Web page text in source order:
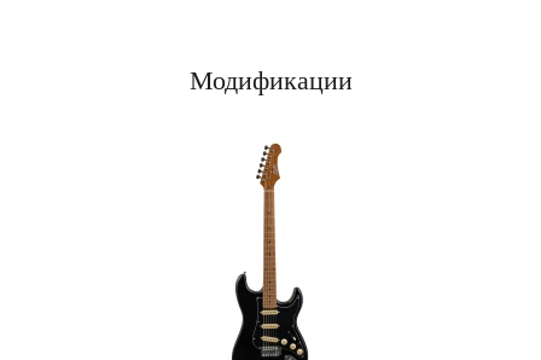
Модификации